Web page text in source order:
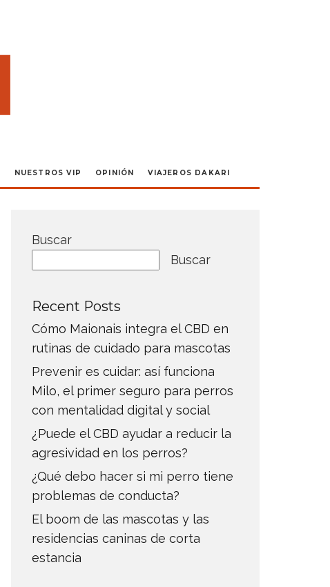
NUESTROS VIP OPINIÓN VIAJEROS DAKARI
Buscar
Buscar
Recent Posts
Cómo Maionais integra el CBD en
rutinas de cuidado para mascotas
Prevenir es cuidar: así funciona
Milo, el primer seguro para perros
con mentalidad digital y social
¿Puede el CBD ayudar a reducir la
agresividad en los perros?
¿Qué debo hacer si mi perro tiene
problemas de conducta?
El boom de las mascotas y las
residencias caninas de corta
estancia